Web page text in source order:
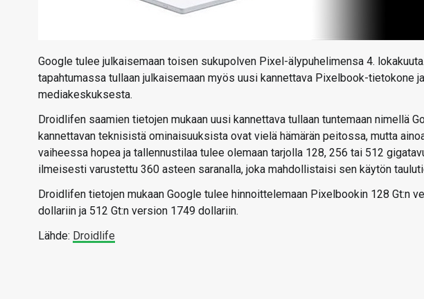
Google tulee julkaisemaan toisen sukupolven Pixel-älypuhelimensa 4.
tapahtumassa tullaan julkaisemaan myös uusi kannettava Pixelbook-tietokone
mediakeskuksesta.
Droidlifen saamien tietojen mukaan uusi kannettava tullaan tuntemaan nimellä
kannettavan teknisistä ominaisuuksista ovat vielä hämärän peitossa, mutta
vaiheessa hopea ja tallennustilaa tulee olemaan tarjolla 128, 256 tai 512
ilmeisesti varustettu 360 asteen saranalla, joka mahdollistaisi sen käytön
Droidlifen tietojen mukaan Google tulee hinnoittelemaan Pixelbookin 128 Gt:n
dollariin ja 512 Gt:n version 1749 dollariin.
Lähde: Droidlife